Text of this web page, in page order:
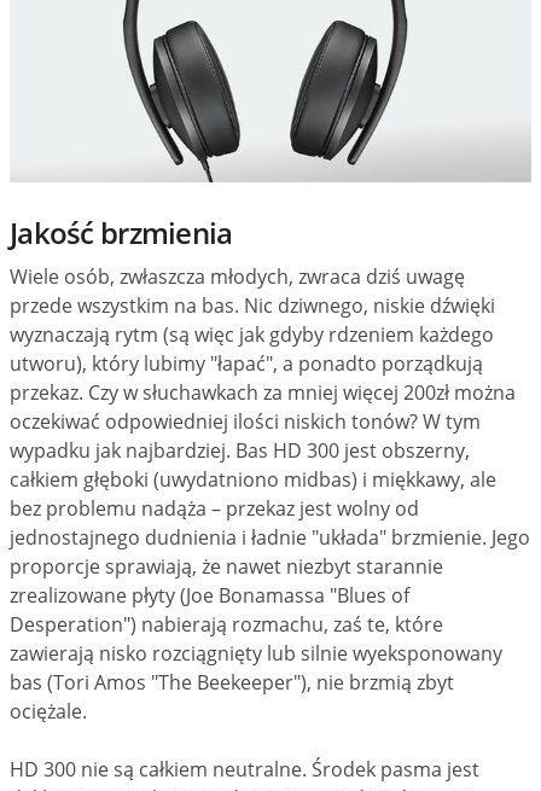
Jakość brzmienia
Wiele osób, zwłaszcza młodych, zwraca dziś uwagę
przede wszystkim na bas. Nic dziwnego, niskie dźwięki
wyznaczają rytm (są więc jak gdyby rdzeniem każdego
utworu), który lubimy "łapać", a ponadto porządkują
przekaz. Czy w słuchawkach za mniej więcej 200zł można
oczekiwać odpowiedniej ilości niskich tonów? W tym
wypadku jak najbardziej. Bas HD 300 jest obszerny,
całkiem głęboki (uwydatniono midbas) i miękkawy, ale
bez problemu nadąża – przekaz jest wolny od
jednostajnego dudnienia i ładnie "układa" brzmienie. Jego
proporcje sprawiają, że nawet niezbyt starannie
zrealizowane płyty (Joe Bonamassa "Blues of
Desperation") nabierają rozmachu, zaś te, które
zawierają nisko rozciągnięty lub silnie wyeksponowany
bas (Tori Amos "The Beekeeper"), nie brzmią zbyt
ociężale.
HD 300 nie są całkiem neutralne. Środek pasma jest